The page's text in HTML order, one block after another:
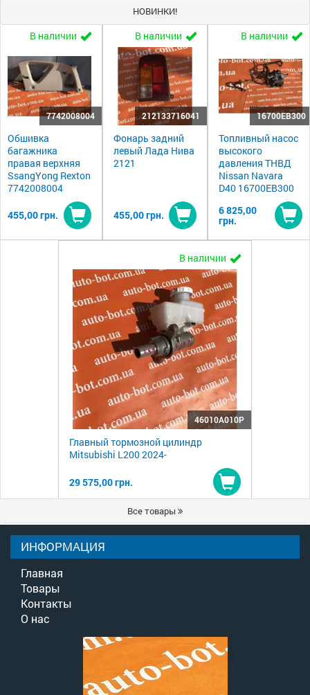
НОВИНКИ!
В наличии
7742008004
Обшивка
багажника
правая верхняя
SsangYong Rexton
7742008004
455,00 грн.
Купить
В наличии
212133716041
Фонарь задний
левый Лада Нива
2121
455,00 грн.
Купить
В наличии
16700EB300
Топливный насос
высокого
давления ТНВД
Nissan Navara
D40 16700EB300
6 825,00
грн.
В наличии
46010A010P
Главный тормозной цилиндр
Mitsubishi L200 2024-
29 575,00 грн.
Купить
Все товары
ИНФОРМАЦИЯ
Главная
Товары
Контакты
О нас